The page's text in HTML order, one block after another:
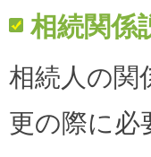
相続関係
相続人の関
更の際に必